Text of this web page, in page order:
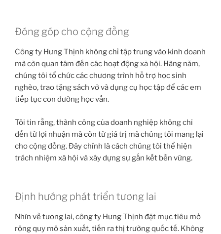
Đóng góp cho cộng đồng
Công ty Hưng Thịnh không chỉ tập trung vào kinh doanh
mà còn quan tâm đến các hoạt động xã hội. Hàng năm,
chúng tôi tổ chức các chương trình hỗ trợ học sinh
nghèo, trao tặng sách vở và dụng cụ học tập để các em
tiếp tục con đường học vấn.
Tôi tin rằng, thành công của doanh nghiệp không chỉ
đến từ lợi nhuận mà còn từ giá trị mà chúng tôi mang lại
cho cộng đồng. Đây chính là cách chúng tôi thể hiện
trách nhiệm xã hội và xây dựng sự gắn kết bền vững.
Định hướng phát triển tương lai
Nhìn về tương lai, công ty Hưng Thịnh đặt mục tiêu mở
rộng quy mô sản xuất, tiến ra thị trường quốc tế. Không